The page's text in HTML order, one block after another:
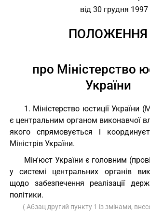
від 30 грудня
ПОЛОЖЕННЯ
про Міністерство
України
1. Міністерство юстиції України
є центральним органом виконавчої
якого спрямовується і
Міністрів України.
Мін'юст України є головним
у системі центральних органів
щодо забезпечення реалізації
політики.
( Абзац другий пункту 1 із змінами,